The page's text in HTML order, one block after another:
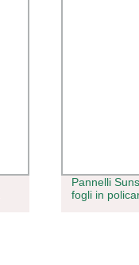
Pannelli
fogli in